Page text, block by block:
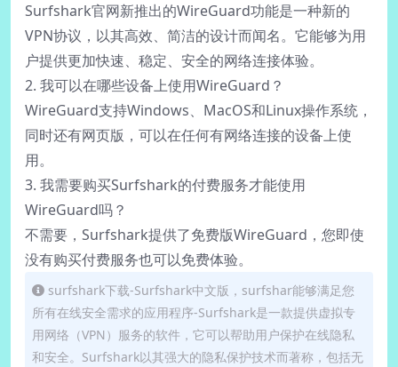
Surfshark官网新推出的WireGuard功能是一种新的
VPN协议，以其高效、简洁的设计而闻名。它能够为用
户提供更加快速、稳定、安全的网络连接体验。
2. 我可以在哪些设备上使用WireGuard？
WireGuard支持Windows、MacOS和Linux操作系统，
同时还有网页版，可以在任何有网络连接的设备上使
用。
3. 我需要购买Surfshark的付费服务才能使用
WireGuard吗？
不需要，Surfshark提供了免费版WireGuard，您即使
没有购买付费服务也可以免费体验。
surfshark下载-Surfshark中文版，surfshar能够满足您
所有在线安全需求的应用程序-Surfshark是一款提供虚拟专
用网络（VPN）服务的软件，它可以帮助用户保护在线隐私
和安全。Surfshark以其强大的隐私保护技术而著称，包括无